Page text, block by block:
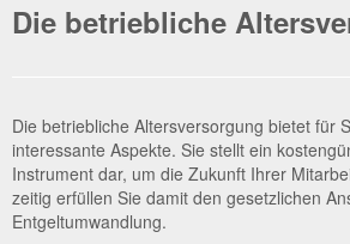
Die betriebliche
Die betrieb­li­che Alters­ver­sor­gung bie­tet für
inter­es­san­te Aspek­te. Sie stellt ein
Instru­ment dar, um die Zukunft Ihrer
zei­tig erfül­len Sie damit den gesetz­li­chen
Entgeltumwandlung.